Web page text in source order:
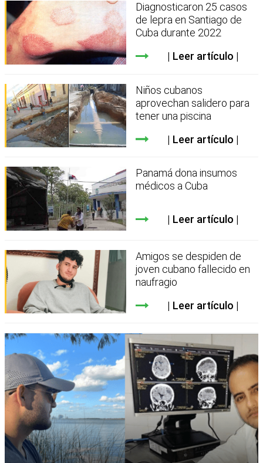
Diagnosticaron 25 casos
de lepra en Santiago de
Cuba durante 2022
Leer artículo
Niños cubanos
aprovechan salidero para
tener una piscina
Leer artículo
Panamá dona insumos
médicos a Cuba
Leer artículo
Amigos se despiden de
joven cubano fallecido en
naufragio
Leer artículo